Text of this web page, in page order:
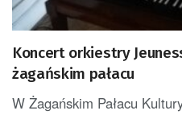
Koncert orkiestry
żagańskim pałacu
W Żagańskim Pałacu